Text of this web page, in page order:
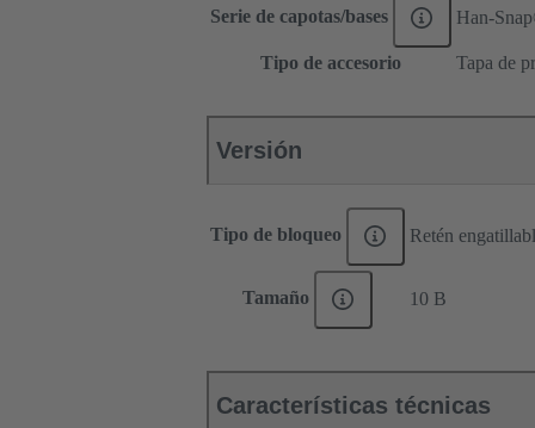
Serie de capotas/bases Han-
Tipo de accesorio Tapa de
Versión
Tipo de bloqueo Retén
Tamaño 10 B
Características técnicas